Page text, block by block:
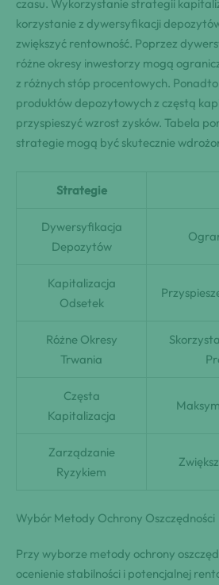
czasu. Wykorzystanie strategii
korzystanie z dywersyfikacji
zwiększyć rentowność. Poprzez
różne okresy inwestorzy mogą
z różnych stóp procentowych.
produktów depozytowych z częstą
przyspieszyć wzrost zysków. Tabela
strategie mogą być skutecznie
Strategie
Dywersyfikacja
Depozytów
Kapitalizacja
Odsetek
Różne Okresy
Trwania
Częsta
Kapitalizacja
Zarządzanie
Ryzykiem
Wybór Metody Ochrony Oszczędności
Przy wyborze metody ochrony
ocenienie stabilności i potencjalnej